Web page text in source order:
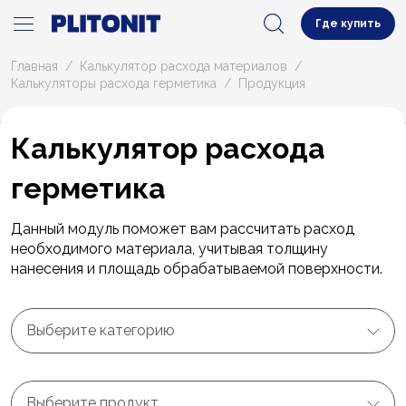
Где купить
Главная
Калькулятор расхода материалов
Калькуляторы расхода герметика
Продукция
Калькулятор расхода
герметика
Данный модуль поможет вам рассчитать расход
необходимого материала, учитывая толщину
нанесения и площадь обрабатываемой поверхности.
Выберите категорию